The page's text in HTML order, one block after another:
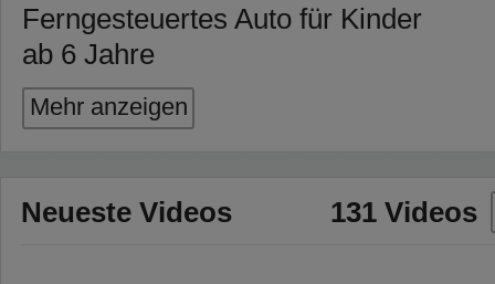
Ferngesteuertes Auto für Kinder
ab 6 Jahre
• Länge 22 cm, Maßstab 1:24
• Allradantrieb (4WD)
• 2-Kanal-Fernsteuerung mit 2,4
GHz für bis zu 16 Fahrzeuge
Mehr anzeigen
Neueste Videos 131 Videos